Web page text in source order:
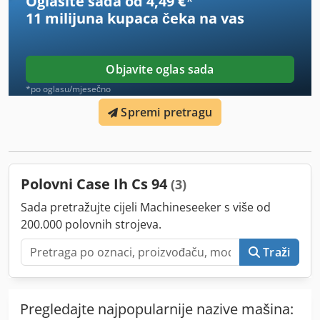
11 milijuna kupaca čeka na vas
Objavite oglas sada
*po oglasu/mjesečno
Spremi pretragu
Polovni Case Ih Cs 94 (3)
Sada pretražujte cijeli Machineseeker s više od
200.000 polovnih strojeva.
Traži
Pregledajte najpopularnije nazive mašina: